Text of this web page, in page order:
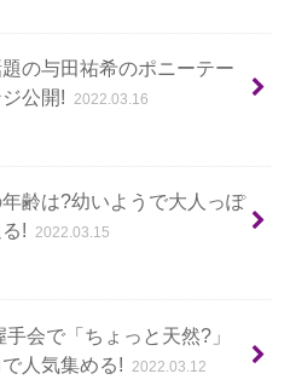
の与田祐希のポニーテー
公開!
2022.03.16
齢は?幼いようで大人っぽ
!
2022.03.15
会で「ちょっと天然?」
人気集める!
2022.03.12